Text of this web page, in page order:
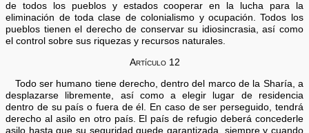
de todos los pueblos y estados cooperar en la lucha para la
eliminación de toda clase de colonialismo y ocupación. Todos los
pueblos tienen el derecho de conservar su idiosincrasia, así como
el control sobre sus riquezas y recursos naturales.
Artículo 12
Todo ser humano tiene derecho, dentro del marco de la Sharía, a
desplazarse libremente, así como a elegir lugar de residencia
dentro de su país o fuera de él. En caso de ser perseguido, tendrá
derecho al asilo en otro país. El país de refugio deberá concederle
asilo hasta que su seguridad quede garantizada, siempre y cuando